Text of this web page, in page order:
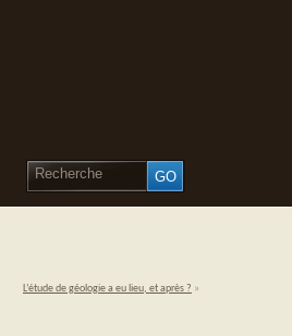
L’étude de géologie a eu lieu, et après ? »